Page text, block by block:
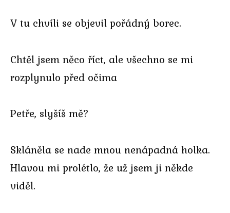
V tu chvíli se objevil pořádný borec.
Chtěl jsem něco říct, ale všechno se mi
rozplynulo před očima
Petře, slyšíš mě?
Skláněla se nade mnou nenápadná holka.
Hlavou mi prolétlo, že už jsem ji někde
viděl.